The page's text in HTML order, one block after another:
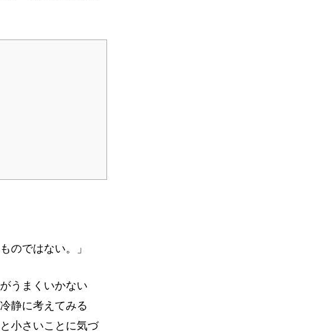
のではない。」
うまくいかない
静に考えてみる
小さいことに気づ